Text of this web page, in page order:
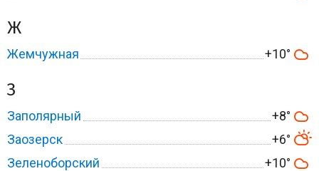
Ж
Жемчужная +10°
З
Заполярный
+8°
Заозерск
+6°
Зеленоборский
+10°